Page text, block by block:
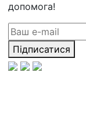
допомога!
Підписатися